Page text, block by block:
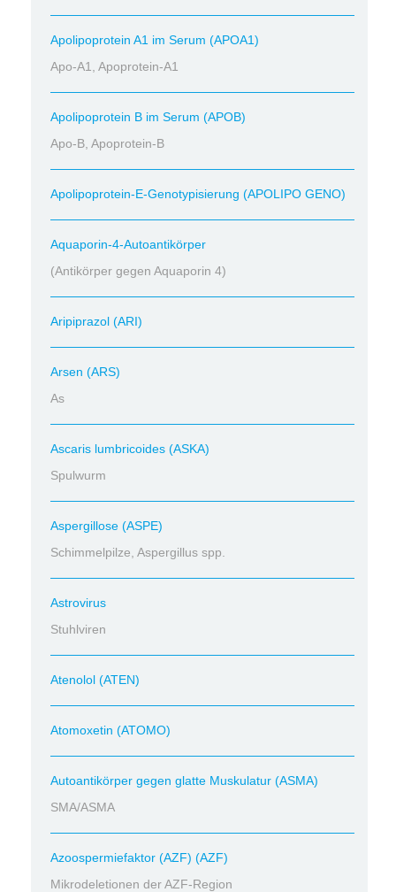
Apolipoprotein A1 im Serum (APOA1)
Apo-A1, Apoprotein-A1
Apolipoprotein B im Serum (APOB)
Apo-B, Apoprotein-B
Apolipoprotein-E-Genotypisierung (APOLIPO GENO)
Aquaporin-4-Autoantikörper
(Antikörper gegen Aquaporin 4)
Aripiprazol (ARI)
Arsen (ARS)
As
Ascaris lumbricoides (ASKA)
Spulwurm
Aspergillose (ASPE)
Schimmelpilze, Aspergillus spp.
Astrovirus
Stuhlviren
Atenolol (ATEN)
Atomoxetin (ATOMO)
Autoantikörper gegen glatte Muskulatur (ASMA)
SMA/ASMA
Azoospermiefaktor (AZF) (AZF)
Mikrodeletionen der AZF-Region